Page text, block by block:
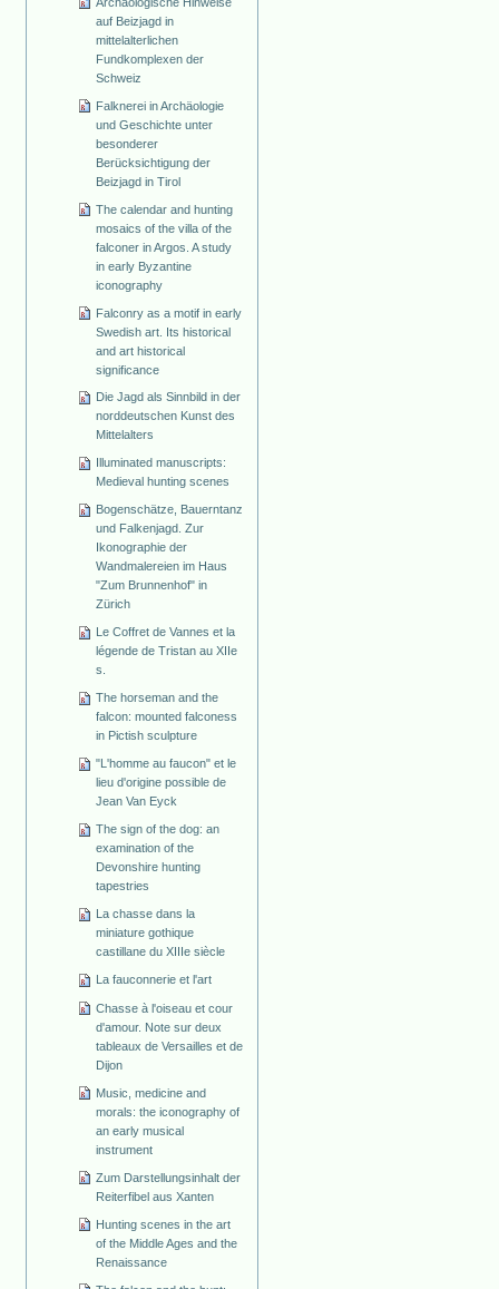
auf Beizjagd in
mittelalterlichen
Fundkomplexen der
Schweiz
Falknerei in Archäologie
und Geschichte unter
besonderer
Berücksichtigung der
Beizjagd in Tirol
The calendar and hunting
mosaics of the villa of the
falconer in Argos. A study
in early Byzantine
iconography
Falconry as a motif in early
Swedish art. Its historical
and art historical
significance
Die Jagd als Sinnbild in der
norddeutschen Kunst des
Mittelalters
Illuminated manuscripts:
Medieval hunting scenes
Bogenschätze, Bauerntanz
und Falkenjagd. Zur
Ikonographie der
Wandmalereien im Haus
"Zum Brunnenhof" in
Zürich
Le Coffret de Vannes et la
légende de Tristan au XIIe
s.
The horseman and the
falcon: mounted falconess
in Pictish sculpture
"L'homme au faucon" et le
lieu d'origine possible de
Jean Van Eyck
The sign of the dog: an
examination of the
Devonshire hunting
tapestries
La chasse dans la
miniature gothique
castillane du XIIIe siècle
La fauconnerie et l'art
Chasse à l'oiseau et cour
d'amour. Note sur deux
tableaux de Versailles et de
Dijon
Music, medicine and
morals: the iconography of
an early musical
instrument
Zum Darstellungsinhalt der
Reiterfibel aus Xanten
Hunting scenes in the art
of the Middle Ages and the
Renaissance